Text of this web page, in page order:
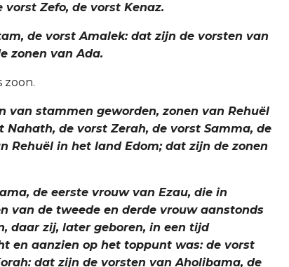
Zefo, de vorst Kenaz.
de vorst Amalek: dat zijn de vorsten van
zonen van Ada.
zoon.
van stammen geworden, zonen van Rehuël
Nahath, de vorst Zerah, de vorst Samma, de
Rehuël in het land Edom; dat zijn de zonen
de eerste vrouw van Ezau, die in
van de tweede en derde vrouw aanstonds
daar zij, later geboren, in een tijd
en aanzien op het toppunt was: de vorst
dat zijn de vorsten van Aholibama, de